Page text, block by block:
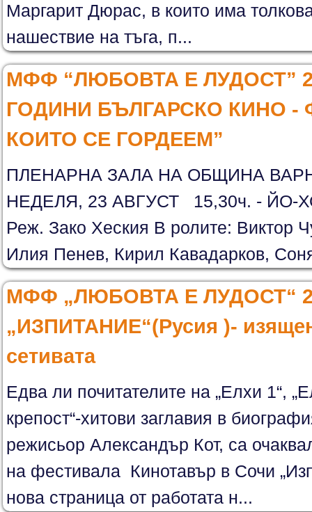
Маргарит Дюрас, в които има
нашествие на тъга, п...
МФФ “ЛЮБОВТА Е ЛУДОСТ”
ГОДИНИ БЪЛГАРСКО КИНО -
КОИТО СЕ ГОРДЕЕМ”
ПЛЕНАРНА ЗАЛА НА ОБЩИНА
НЕДЕЛЯ, 23 АВГУСТ 15,30ч. - ЙО-
Реж. Зако Хеския В ролите: Виктор
Илия Пенев, Кирил Кавадарков,
МФФ „ЛЮБОВТА Е ЛУДОСТ“
„ИЗПИТАНИЕ“(Русия )-
сетивата
Едва ли почитателите на „Елхи 1“,
крепост“-хитови заглавия в
режисьор Александър Кот, са
на фестивала Кинотавър в Сочи
нова страница от работата н...